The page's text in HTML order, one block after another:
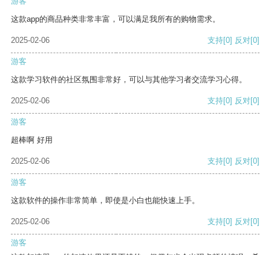
这款app的商品种类非常丰富，可以满足我所有的购物需求。
2025-02-06 支持[0] 反对[0]
游客
这款学习软件的社区氛围非常好，可以与其他学习者交流学习心得。
2025-02-06 支持[0] 反对[0]
游客
超棒啊 好用
2025-02-06 支持[0] 反对[0]
游客
这款软件的操作非常简单，即使是小白也能快速上手。
2025-02-06 支持[0] 反对[0]
游客